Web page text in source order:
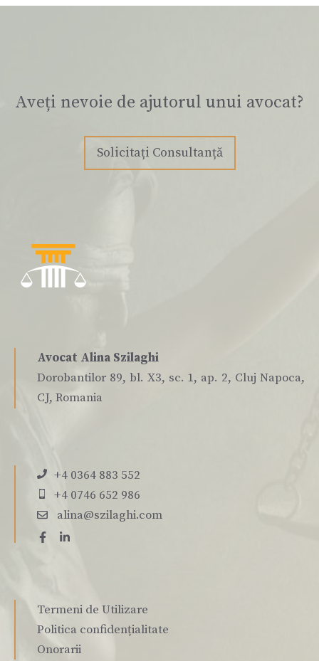
Aveți nevoie de ajutorul unui avocat?
Solicitați Consultanță
Avocat Alina Szilaghi
Dorobantilor 89, bl. X3, sc. 1, ap. 2, Cluj Napoca,
CJ, Romania
+4 0364 883 552
+4 0746 652 986
alina@szilaghi.com
Termeni de Utilizare
Politica confidențialitate
Onorarii